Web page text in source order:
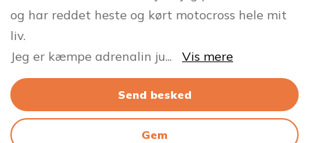
og har reddet heste og kørt motocross hele mit
liv.
Jeg er kæmpe adrenalin ju... Vis mere
Send besked
Gem